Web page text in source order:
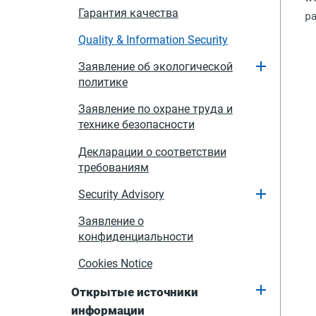
Гарантия качества
Quality & Information Security
Заявление об экологической
политике
Заявление по охране труда и
технике безопасности
Декларации о соответствии
требованиям
Security Advisory
Заявление о
конфиденциальности
Cookies Notice
Открытые источники
информации